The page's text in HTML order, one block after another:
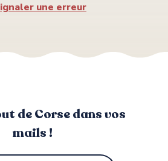
une erreur
de Corse dans vos
mails !